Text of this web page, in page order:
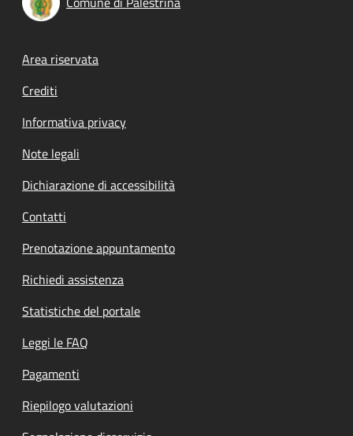
Footer menu
Area riservata
Crediti
Informativa privacy
Note legali
Dichiarazione di accessibilità
Contatti
Prenotazione appuntamento
Richiedi assistenza
Statistiche del portale
Leggi le FAQ
Pagamenti
Riepilogo valutazioni